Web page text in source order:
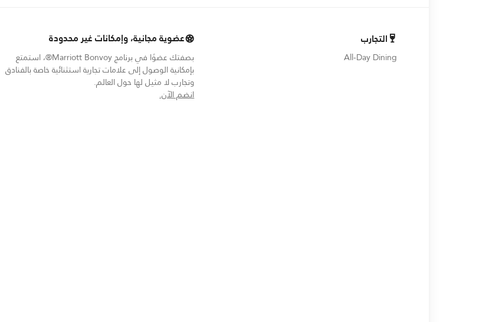
التجارب
All-Day Dining
عضوية مجانية، وإمكانات غير محدودة
بصفتك عضوًا في برنامج Marriott Bonvoy®، استمتع
بإمكانية الوصول إلى علامات تجارية استثنائية خاصة بالفنادق
وتجارب لا مثيل لها حول العالم.
انضم الآن.opens in new window